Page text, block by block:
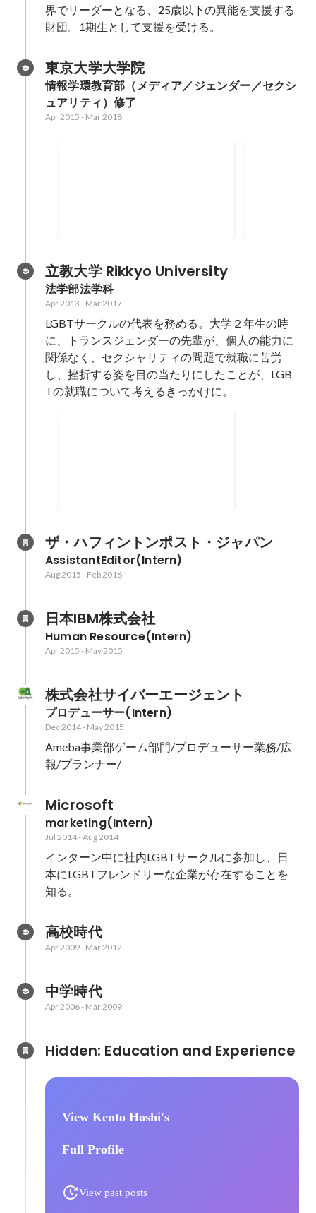
界でリーダーとなる、25歳以下の異能を支援する
財団。1期生として支援を受ける。
東京大学大学院
情報学環教育部（メディア／ジェンダー／セクシ
ュアリティ）修了
Apr 2015 - Mar 2018
きるのでは
く。
立教大学 Rikkyo University
法学部法学科
Apr 2013 - Mar 2017
LGBTサークルの代表を務める。大学２年生の時
に、トランスジェンダーの先輩が、個人の能力に
関係なく、セクシャリティの問題で就職に苦労
し、挫折する姿を目の当たりにしたことが、LGB
Tの就職について考えるきっかけに。
ザ・ハフィントンポスト・ジャパン
AssistantEditor(Intern)
Aug 2015 - Feb 2016
日本IBM株式会社
Human Resource(Intern)
Apr 2015 - May 2015
株式会社サイバーエージェント
プロデューサー(Intern)
Dec 2014- May 2015
Ameba事業部ゲーム部門/プロデューサー業務/広
報/プランナー/
Microsoft
marketing(Intern)
Jul 2014-Aug 2014
インターン中に社内LGBTサークルに参加し、日
本にLGBTフレンドリーな企業が存在することを
知る。
高校時代
Apr 2009- Mar 2012
中学時代
Apr 2006- Mar 2009
View Kento Hoshi's
Full Profile
View past posts